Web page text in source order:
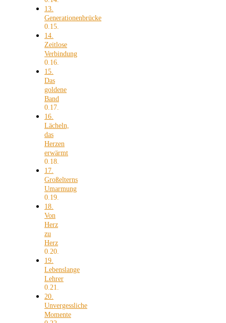
13.
Generationenbrücke
14.
Zeitlose
Verbindung
15.
Das
goldene
Band
16.
Lächeln,
das
Herzen
erwärmt
17.
Großelterns
Umarmung
18.
Von
Herz
zu
Herz
19.
Lebenslange
Lehrer
20.
Unvergessliche
Momente